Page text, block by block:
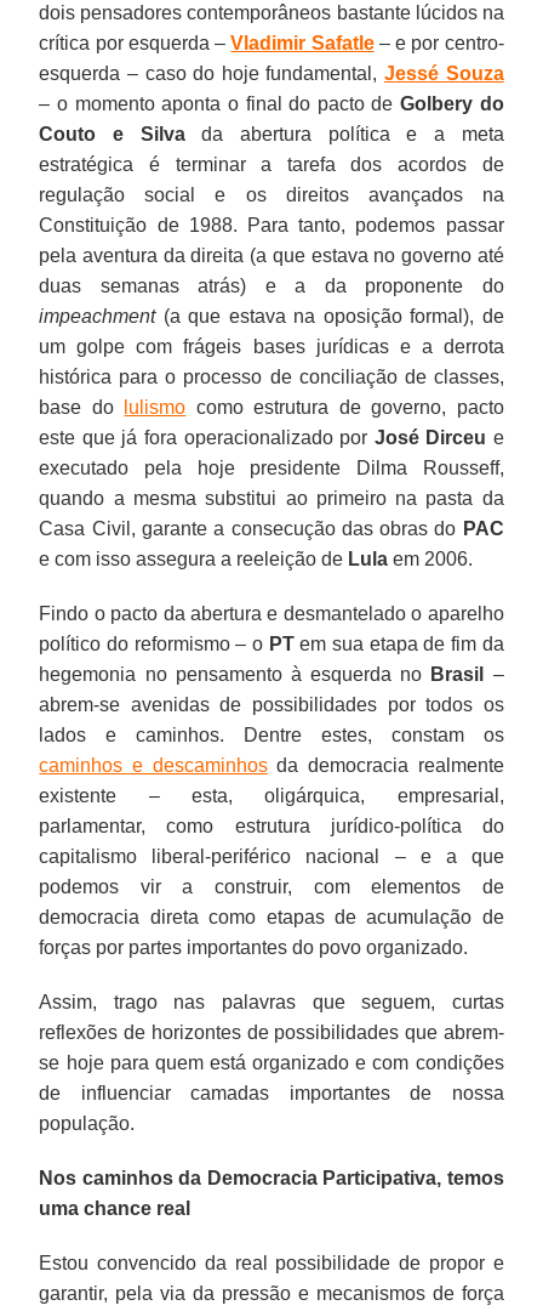
dois pensadores contemporâneos bastante lúcidos na
crítica por esquerda –Vladimir Safatle– e por centro-
esquerda – caso do hoje fundamental, Jessé Souza
– o momento aponta o final do pacto de Golbery do
Couto e Silvada abertura política e a meta
estratégica é terminar a tarefa dos acordos de
regulação social e os direitos avançados na
Constituição de 1988. Para tanto, podemos passar
pela aventura da direita (a que estava no governo até
duas semanas atrás) e a da proponente do
impeachment(a que estava na oposição formal), de
um golpe com frágeis bases jurídicas e a derrota
histórica para o processo de conciliação de classes,
base do
lulismo como estrutura de governo, pacto
este que já fora operacionalizado por José Dirceu e
executado pela hoje presidente Dilma Rousseff,
quando a mesma substitui ao primeiro na pasta da
Casa Civil, garante a consecução das obras do PAC
e com isso assegura a reeleição de Lula em 2006.
Findo o pacto da abertura e desmantelado o aparelho
político do reformismo – o PTem sua etapa de fim da
hegemonia no pensamento à esquerda no Brasil
–
abrem-se avenidas de possibilidades por todos os
lados e caminhos. Dentre estes, constam os
caminhos e descaminhosda democracia realmente
existente – esta, oligárquica, empresarial,
parlamentar, como estrutura jurídico-política do
capitalismo liberal-periférico nacional – e a que
podemos vir a construir, com elementos de
democracia direta como etapas de acumulação de
forças por partes importantes do povo organizado.
Assim, trago nas palavras que seguem, curtas
reflexões de horizontes de possibilidades que abrem-
se hoje para quem está organizado e com condições
de influenciar camadas importantes de nossa
população.
Nos caminhos da Democracia Participativa, temos
uma chance real
Estou convencido da real possibilidade de propor e
garantir, pela via da pressão e mecanismos de força